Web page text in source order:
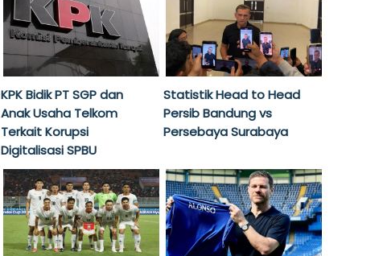
KPK Bidik PT SGP dan
Anak Usaha Telkom
Terkait Korupsi
Digitalisasi SPBU
Statistik Head to Head
Persib Bandung vs
Persebaya Surabaya